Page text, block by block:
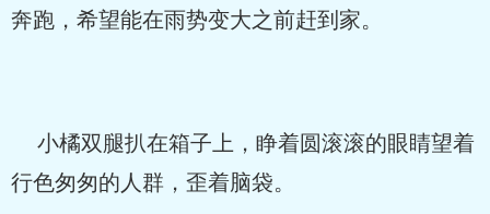
奔跑，希望能在雨势变大之前赶到家。
小橘双腿扒在箱子上，睁着圆滚滚的眼睛望着
行色匆匆的人群，歪着脑袋。